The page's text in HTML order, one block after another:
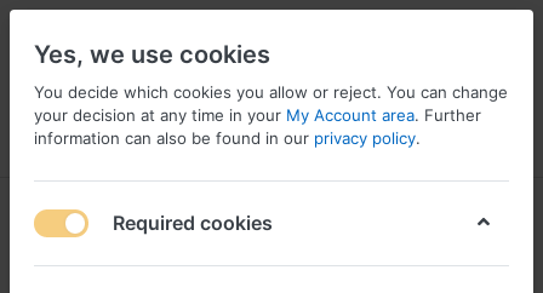
Menu Log in Compare Wishlist
Yes, we use cookies
You decide which cookies you allow or reject. You can change
your decision at any time in your My Account area. Further
information can also be found in our privacy policy.
Required cookies